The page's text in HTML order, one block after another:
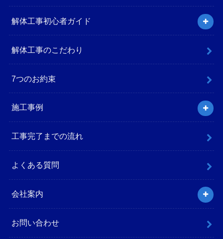
解体工事初心者ガイド
解体工事のこだわり
7つのお約束
施工事例
工事完了までの流れ
よくある質問
会社案内
お問い合わせ